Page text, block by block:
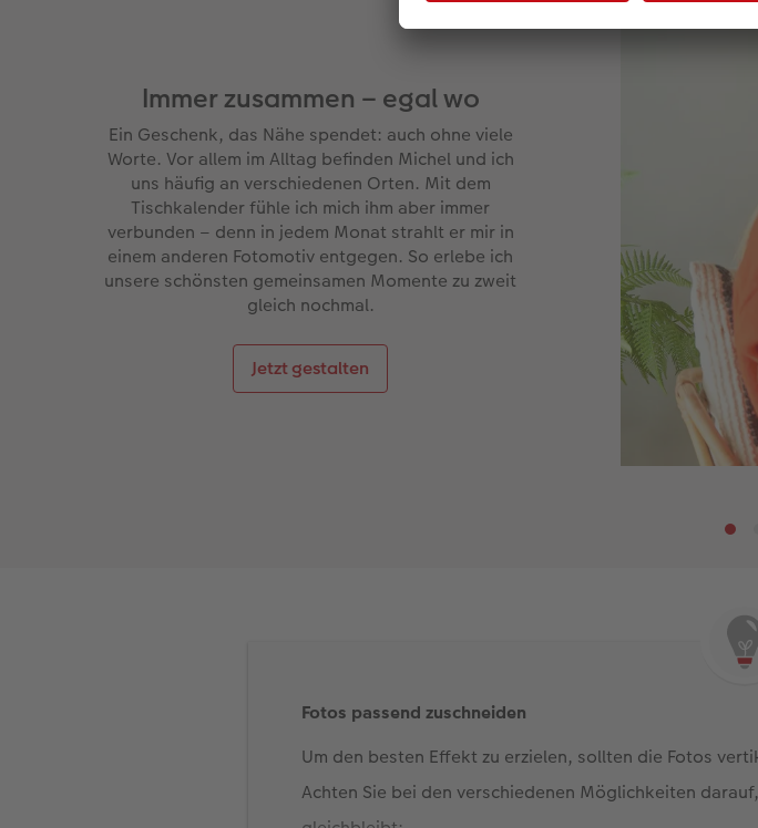
Immer zusammen – egal wo
Ein Geschenk, das Nähe spendet: auch ohne viele
Worte. Vor allem im Alltag befinden Michel und ich
uns häufig an verschiedenen Orten. Mit dem
Tischkalender fühle ich mich ihm aber immer
verbunden – denn in jedem Monat strahlt er mir in
einem anderen Fotomotiv entgegen. So erlebe ich
unsere schönsten gemeinsamen Momente zu zweit
gleich nochmal.
Jetzt gestalten
Fotos passend zuschneiden
Um den besten Effekt zu erzielen, sollten die Fotos
Achten Sie bei den verschiedenen Möglichkeiten